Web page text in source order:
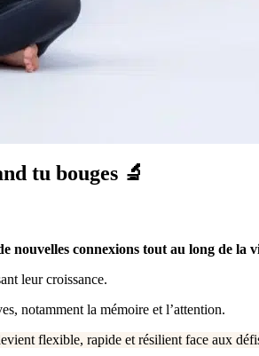
tu bouges 🔬
nouvelles connexions tout au long de la
leur croissance.
notamment la mémoire et l’attention.
flexible, rapide et résilient face aux